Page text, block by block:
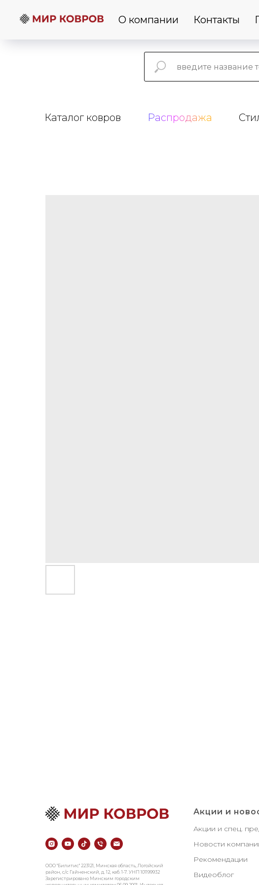
О компании Контакты
Каталог ковров Распродажа
ООО "Билитис" 223121, Минская область, Логойский
район, с/с Гайненский, д. 12, каб. 1-7. УНП 101199932
Зарегистрировано Минским городским
Акции и
Акции и спец.
Новости
Рекомендации
Видеоблог